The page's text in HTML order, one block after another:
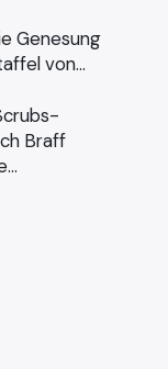
Genesung
von…
Braff